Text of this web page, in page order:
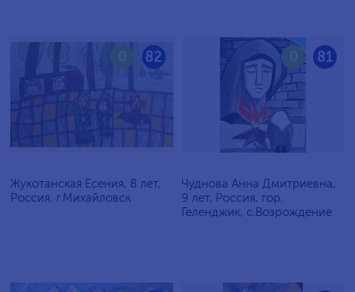
82
0
Жукотанская Есения, 8 лет,
Россия, г.Михайловск
81
0
Чуднова Анна Дмитриевна,
9 лет, Россия, гор.
Геленджик, с.Возрождение